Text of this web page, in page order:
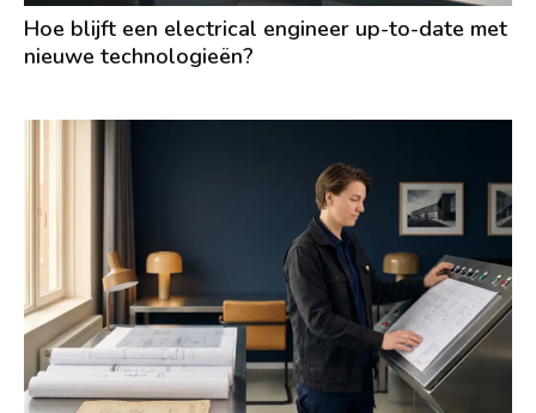
Hoe blijft een electrical engineer up-to-date met
nieuwe technologieën?